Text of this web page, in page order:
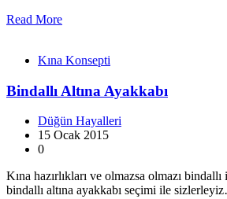
Read More
Kına Konsepti
Bindallı Altına Ayakkabı
Düğün Hayalleri
15 Ocak 2015
0
Kına hazırlıkları ve olmazsa olmazı
bindallı altına ayakkabı seçimi ile